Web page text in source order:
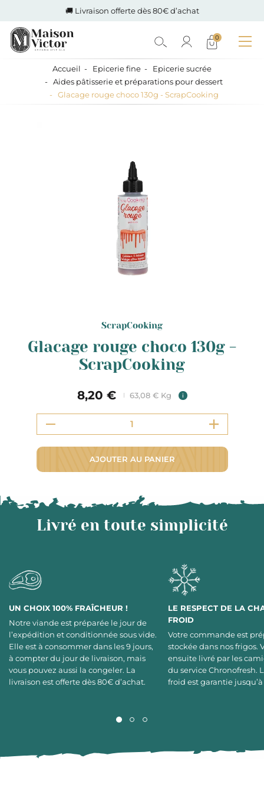
🚚 Livraison offerte dès 80€ d’achat
0
Accueil Epicerie fine
Epicerie sucrée
Aides pâtisserie et préparations pour dessert
Glacage rouge choco 130g - ScrapCooking
ScrapCooking
Glacage rouge choco 130g -
ScrapCooking
8,20 € 63,08 € Kg i
AJOUTER AU PANIER
Livré en toute simplicité
UN CHOIX 100% FRAÎCHEUR !
Notre viande est préparée le jour de
l’expédition et conditionnée sous vide.
Elle est à consommer dans les 9 jours,
à compter du jour de livraison, mais
vous pouvez aussi la congeler. La
livraison est offerte dès 80€ d’achat.
LE RESPECT DE LA
FROID
Votre commande est
stockée dans nos frigos.
ensuite livré par les
du service Chronofresh.
froid est garantie